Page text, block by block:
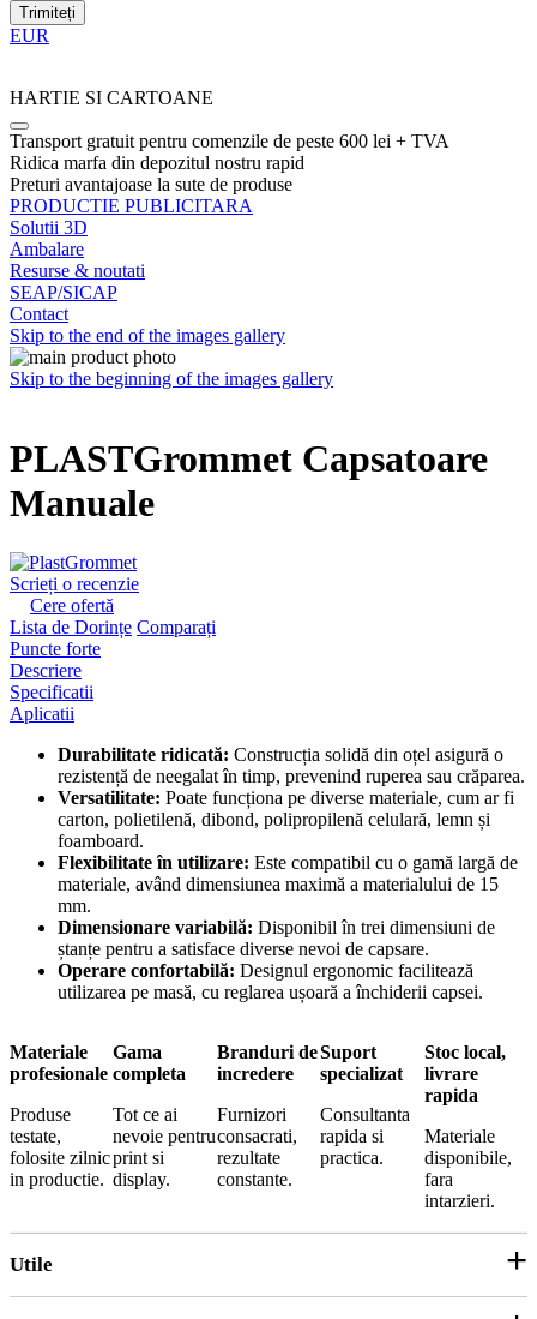
Trimiteți
EUR
HARTIE SI CARTOANE
Transport gratuit pentru comenzile de peste 600 lei + TVA
Ridica marfa din depozitul nostru rapid
Preturi avantajoase la sute de produse
PRODUCTIE PUBLICITARA
Solutii 3D
Ambalare
Resurse & noutati
SEAP/SICAP
Contact
Skip to the end of the images gallery
Skip to the beginning of the images gallery
PLASTGrommet Capsatoare
Manuale
Scrieți o recenzie
Cere ofertă
Lista de Dorințe Comparați
Puncte forte
Descriere
Specificatii
Aplicatii
Durabilitate ridicată: Construcția solidă din oțel asigură o
rezistență de neegalat în timp, prevenind ruperea sau crăparea.
Versatilitate: Poate funcționa pe diverse materiale, cum ar fi
carton, polietilenă, dibond, polipropilenă celulară, lemn și
foamboard.
Flexibilitate în utilizare: Este compatibil cu o gamă largă de
materiale, având dimensiunea maximă a materialului de 15
mm.
Dimensionare variabilă: Disponibil în trei dimensiuni de
ștanțe pentru a satisface diverse nevoi de capsare.
Operare confortabilă: Designul ergonomic facilitează
utilizarea pe masă, cu reglarea ușoară a închiderii capsei.
Materiale
profesionale
Produse
testate,
folosite zilnic
in productie.
Gama
completa
Tot ce ai
nevoie pentru
print si
display.
Branduri de
incredere
Furnizori
consacrati,
rezultate
constante.
Suport
specializat
Consultanta
rapida si
practica.
Stoc local,
livrare
rapida
Materiale
disponibile,
fara
intarzieri.
Utile